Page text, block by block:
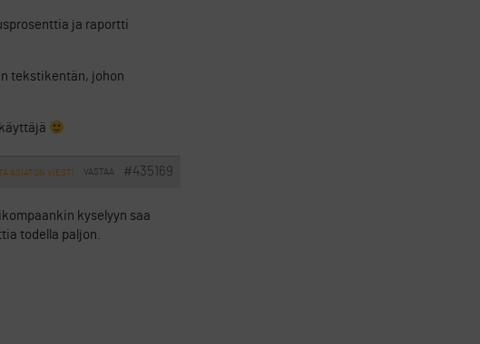
ja raportti
tekstikentän, johon
#435169
VASTAA
ASIATON VIESTI
kyselyyn saa
todella paljon.